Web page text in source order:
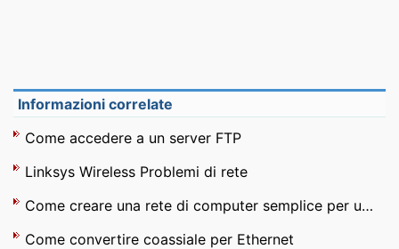
Informazioni correlate
Come accedere a un server FTP
Linksys Wireless Problemi di rete
Come creare una rete di computer semplice per un ufficio
Come convertire coassiale per Ethernet